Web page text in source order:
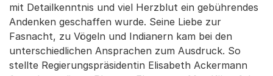
mit Detailkenntnis und viel Herzblut ein gebührendes
Andenken geschaffen wurde. Seine Liebe zur
Fasnacht, zu Vögeln und Indianern kam bei den
unterschiedlichen Ansprachen zum Ausdruck. So
stellte Regierungspräsidentin Elisabeth Ackermann